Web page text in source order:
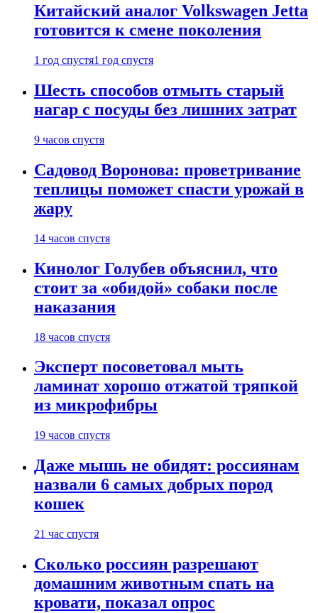
Китайский аналог Volkswagen Jetta
готовится к смене поколения
1 год спустя1 год спустя
Шесть способов отмыть старый
нагар с посуды без лишних затрат
9 часов спустя
Садовод Воронова: проветривание
теплицы поможет спасти урожай в
жару
14 часов спустя
Кинолог Голубев объяснил, что
стоит за «обидой» собаки после
наказания
18 часов спустя
Эксперт посоветовал мыть
ламинат хорошо отжатой тряпкой
из микрофибры
19 часов спустя
Даже мышь не обидят: россиянам
назвали 6 самых добрых пород
кошек
21 час спустя
Сколько россиян разрешают
домашним животным спать на
кровати, показал опрос